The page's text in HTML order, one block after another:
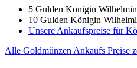
5 Gulden Königin
10 Gulden Königin
Unsere Ankaufspreise für
Alle Goldmünzen Ankaufs Preise